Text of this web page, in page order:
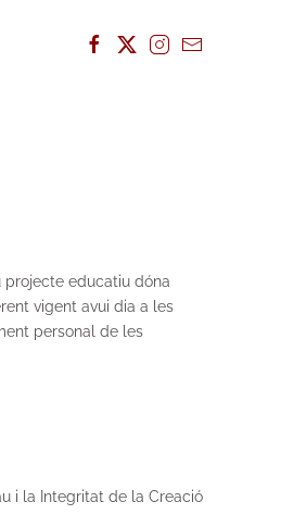
projecte educatiu dóna
vigent avui dia a les
personal de les
i la Integritat de la Creació